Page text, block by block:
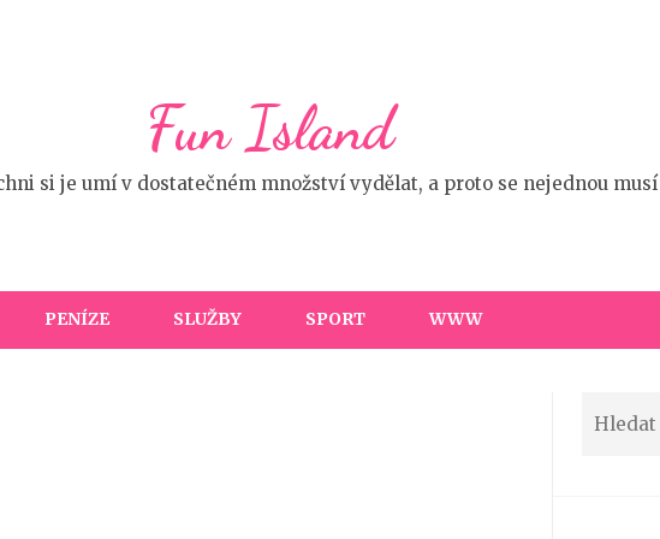
Fun Island
si je umí v dostatečném množství vydělat, a proto se nejednou
PENÍZE SLUŽBY SPORT WWW